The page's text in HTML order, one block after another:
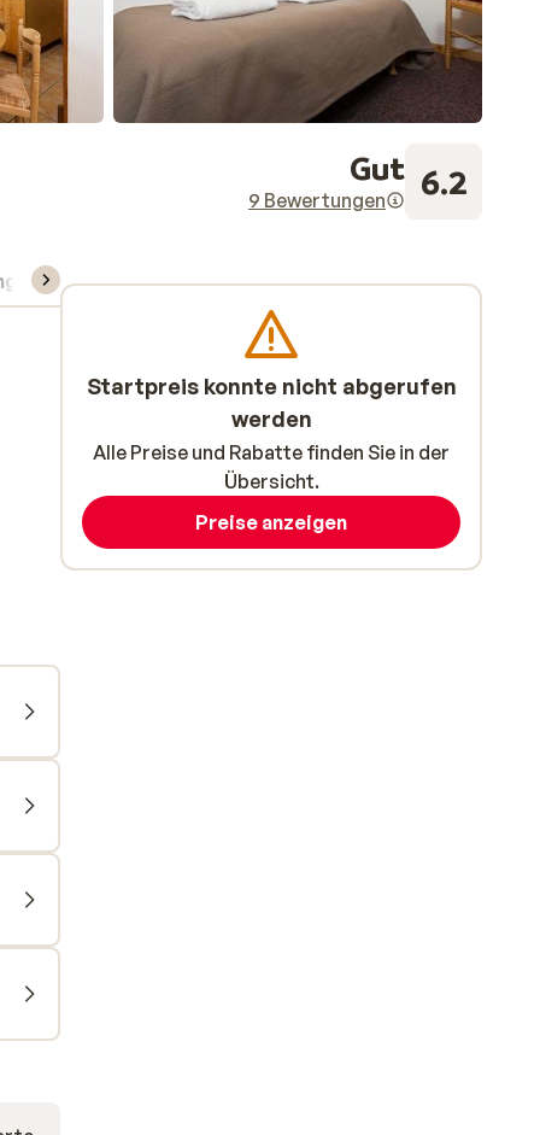
Gut
9 Bewertungen 6.2
Skipass/Kurse/Material
Startpreis konnte nicht abgerufen
werden
Alle Preise und Rabatte finden Sie in der
Übersicht.
Preise anzeigen